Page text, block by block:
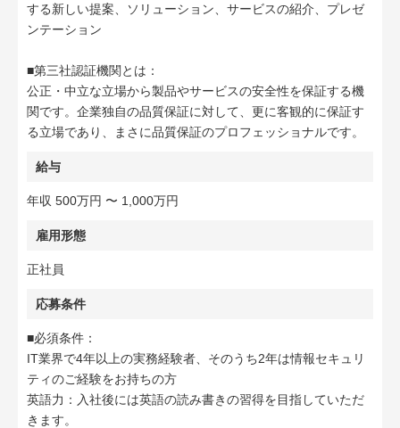
する新しい提案、ソリューション、サービスの紹介、プレゼ
ンテーション
■第三社認証機関とは：
公正・中立な立場から製品やサービスの安全性を保証する機
関です。企業独自の品質保証に対して、更に客観的に保証す
る立場であり、まさに品質保証のプロフェッショナルです。
給与
年収 500万円 〜 1,000万円
雇用形態
正社員
応募条件
■必須条件：
IT業界で4年以上の実務経験者、そのうち2年は情報セキュリ
ティのご経験をお持ちの方
英語力：入社後には英語の読み書きの習得を目指していただ
きます。